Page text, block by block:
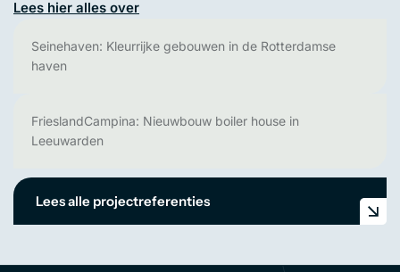
Lees hier alles over
Seinehaven: Kleurrijke gebouwen in de Rotterdamse
haven
FrieslandCampina: Nieuwbouw boiler house in
Leeuwarden
Lees alle projectreferenties